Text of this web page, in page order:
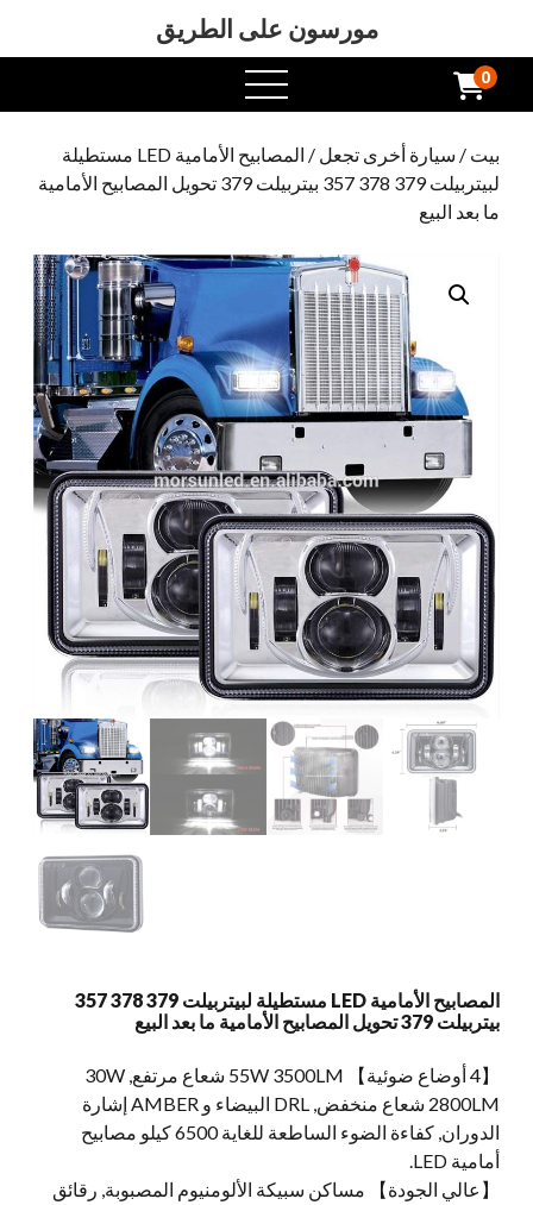
مورسون على الطريق
افتح
القائمة
0
بيت / سيارة أخرى تجعل
/ المصابيح الأمامية LED مستطيلة
لبيتربيلت 379 378 357 بيتربيلت 379 تحويل المصابيح الأمامية
ما بعد البيع
المصابيح الأمامية LED مستطيلة لبيتربيلت 379 378 357
بيتربيلت 379 تحويل المصابيح الأمامية ما بعد البيع
【4 أوضاع ضوئية】 55W 3500LM شعاع مرتفع, 30W
2800LM شعاع منخفض, DRL البيضاء و AMBER إشارة
الدوران, كفاءة الضوء الساطعة للغاية 6500 كيلو مصابيح
أمامية LED.
【عالي الجودة】 مساكن سبيكة الألومنيوم المصبوبة, رقائق